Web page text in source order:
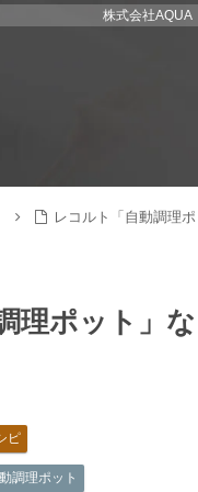
株式会社AQUA
レコルト「自動調理
理ポット」
ピ
調理ポット